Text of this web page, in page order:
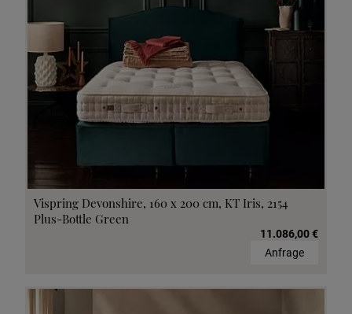
Vispring Devonshire, 160 x 200 cm, KT Iris, 2154
Plus-Bottle Green
11.086,00 €
Anfrage